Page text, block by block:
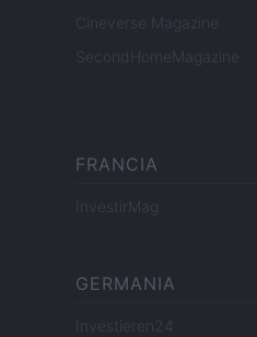
Cineverse Magazine
SecondHomeMagazine
FRANCIA
InvestirMag
GERMANIA
Investieren24